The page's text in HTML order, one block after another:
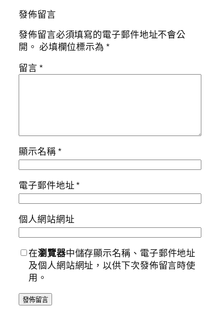
發佈留言
發佈留言必須填寫的電子郵件地址不會公
開。 必填欄位標示為*
留言*
顯示名稱*
電子郵件地址*
個人網站網址
在瀏覽器中儲存顯示名稱、電子郵件地址
及個人網站網址，以供下次發佈留言時使
用。